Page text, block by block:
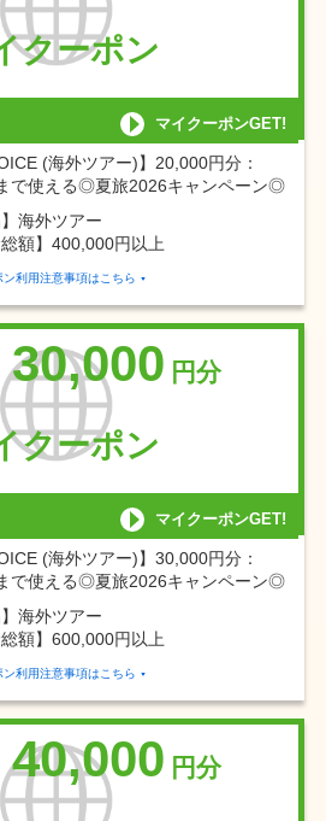
クーポン
マイクーポンGET!
(海外ツアー)】20,000円分：
で使える◎夏旅2026キャンペーン◎
】海外ツアー
総額】400,000円以上
ン利用注意事項はこちら
30,000 円分
クーポン
マイクーポンGET!
(海外ツアー)】30,000円分：
で使える◎夏旅2026キャンペーン◎
】海外ツアー
総額】600,000円以上
ン利用注意事項はこちら
40,000 円分